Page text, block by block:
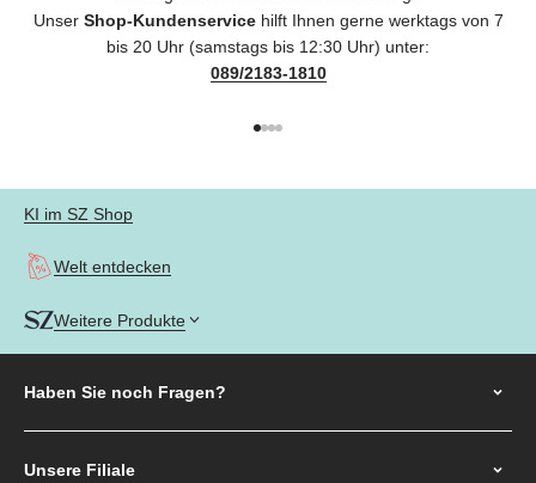
Unser Shop-Kundenservicehilft Ihnen gerne werktags von 7
bis 20 Uhr (samstags bis 12:30 Uhr) unter:
089/2183-1810
KI im SZ Shop
Welt entdecken
Weitere Produkte
Haben Sie noch Fragen?
Unsere Filiale